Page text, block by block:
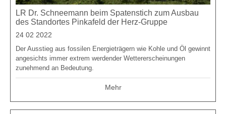
LR Dr. Schneemann beim Spatenstich zum Ausbau
des Standortes Pinkafeld der Herz-Gruppe
24 02 2022
Der Ausstieg aus fossilen Energieträgern wie Kohle und Öl gewinnt
angesichts immer extrem werdender Wettererscheinungen
zunehmend an Bedeutung.
Mehr